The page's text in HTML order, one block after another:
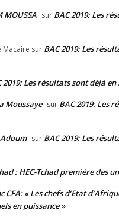
MOUSSA sur BAC 2019: Les
Macaire sur BAC 2019: Les
2019: Les résultats sont déjà en
Moussaye sur BAC 2019: Les
sur BAC 2019: Les
: HEC-Tchad première des
CFA: « Les chefs d’Etat
en puissance »